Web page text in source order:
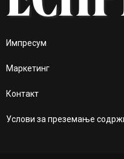
Импресум
Маркетинг
Контакт
Услови за преземање